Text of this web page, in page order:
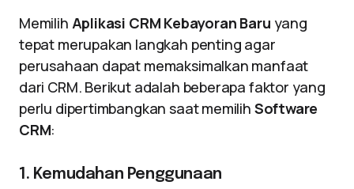
Memilih Aplikasi CRM Kebayoran Baru yang
tepat merupakan langkah penting agar
perusahaan dapat memaksimalkan manfaat
dari CRM. Berikut adalah beberapa faktor yang
perlu dipertimbangkan saat memilih Software
CRM:
1. Kemudahan Penggunaan